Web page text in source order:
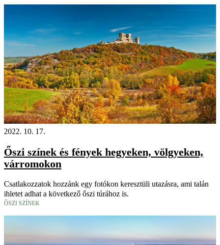
2022. 10. 17.
Őszi színek és fények hegyeken, völgyeken,
várromokon
Csatlakozzatok hozzánk egy fotókon keresztüli utazásra, ami talán
ihletet adhat a következő őszi túrához is.
ŐSZI SZÍNEK